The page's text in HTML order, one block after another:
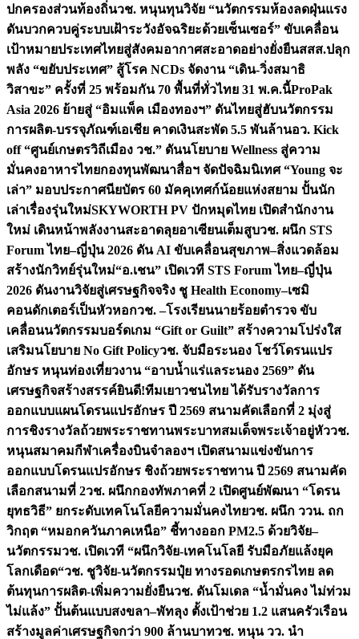
ปกครองส่วนท้องถิ่นวช. หนุนทุนวิจัย “นวัตกรรมห้องลดฝุ่นแรง
ดันบวกควบคู่ระบบเฝ้าระวังอัจฉริยะด้วยเซ็นเซอร์” ขับเคลื่อน
เป้าหมายประเทศไทยสู่สังคมอากาศสะอาดอย่างยั่งยืนสสส.ปลุก
พลัง “ขยับประเทศ” สู้โรค NCDs จัดงาน “เดิน-วิ่งสมาธิ
วิสาขะ” ครั้งที่ 25 พร้อมกัน 70 พื้นที่ทั่วไทย 31 พ.ค.นี้ProPak
Asia 2026 ย้ายสู่ “อิมแพ็ค เมืองทองฯ” ดันไทยสู่ฮับนวัตกรรม
การผลิต-บรรจุภัณฑ์เอเชีย คาดเงินสะพัด 5.5 พันล้านอว. Kick
off “ศูนย์เกษตรวิถีเมือง วช.” ดันนโยบาย Wellness สู่ความ
มั่นคงอาหารไทยกองทุนพัฒนาสื่อฯ จัดปัจฉิมนิเทศ “Young จะ
เล่า” มอบประกาศนียบัตร 60 มัคคุเทศก์น้อยแห่งสยาม ปั้นนัก
เล่าเรื่องรุ่นใหม่SKYWORTH PV ปักหมุดไทย เปิดสำนักงาน
ใหม่ เดินหน้าพลังงานสะอาดลุยอาเซียนเต็มสูบวช. ผนึก STS
Forum ไทย–ญี่ปุ่น 2026 ดัน AI ขับเคลื่อนสุขภาพ–สิ่งแวดล้อม
สร้างนักวิทย์รุ่นใหม่“อ.เชน” เปิดเวที STS Forum ไทย–ญี่ปุ่น
2026 ดันงานวิจัยสู่เศรษฐกิจจริง ชู Health Economy–เซมิ
คอนดักเตอร์เป็นหัวหอกวช. –โรงเรียนนายร้อยตำรวจ ขับ
เคลื่อนนวัตกรรมบอร์ดเกม “Gift or Guilt” สร้างความโปร่งใส
เสริมนโยบาย No Gift Policyวช. จับมือระนอง โชว์โดรนแปร
อักษร หนุนท่องเที่ยวงาน “อาบน้ำแร่แลระนอง 2569” ดัน
เศรษฐกิจสร้างสรรค์ยินดี!ทีมเยาวชนไทย ได้รับรางวัลการ
ออกแบบแผนโดรนแปรอักษร ปี 2569 สนามคัดเลือกที่ 2 มุ่งสู่
การชิงรางวัลถ้วยพระราชทานพระบาทสมเด็จพระเจ้าอยู่หัววช.
หนุนสมาคมกีฬาเครื่องบินจำลองฯ เปิดสนามแข่งขันการ
ออกแบบโดรนแปรอักษร ชิงถ้วยพระราชทาน ปี 2569 สนามคัด
เลือกสนามที่ 2วช. ผนึกกองทัพภาคที่ 2 เปิดศูนย์พัฒนา “โดรน
ยุทธวิธี” ยกระดับเทคโนโลยีความมั่นคงไทยวช. ผนึก ววน. ถก
วิกฤต “หมอกควันภาคเหนือ” ชี้ทางออก PM2.5 ด้วยวิจัย–
นวัตกรรมวช. เปิดเวที “ผนึกวิจัย-เทคโนโลยี รับมือภัยแล้งยุค
โลกเดือด“วช. ชูวิจัย-นวัตกรรมปุ๋ย ทางรอดเกษตรกรไทย ลด
ต้นทุนการผลิต-เพิ่มความยั่งยืนวช. ดันโมเดล “น้ำมั่นคง ไม่ท่วม
ไม่แล้ง” ปั้นต้นแบบสงขลา–พัทลุง ตั้งเป้าช่วย 1.2 แสนครัวเรือน
สร้างมูลค่าเศรษฐกิจกว่า 900 ล้านบาทวช. หนุน วว. นำ